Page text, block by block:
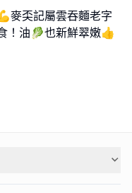
麥奀記屬雲吞麵老字
！油🥬也新鮮翠嫩👍